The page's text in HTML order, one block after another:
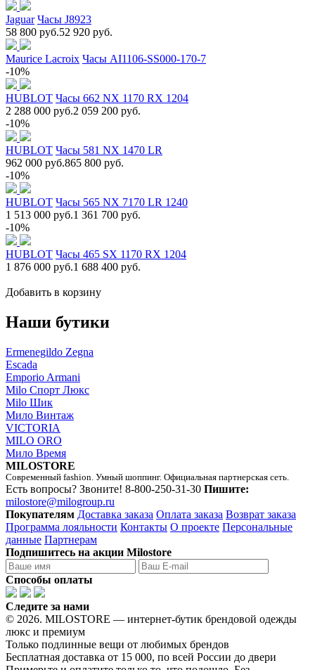
Jaguar Часы J8923
58 800 руб.52 920 руб.
Maurice Lacroix Часы AI1106-SS000-170-7
-10%
HUBLOT Часы 662 NX 1170 RX 1204
2 288 000 руб.2 059 200 руб.
-10%
HUBLOT Часы 581 NX 1470 LR
962 000 руб.865 800 руб.
-10%
HUBLOT Часы 565 NX 7170 LR 1240
1 513 000 руб.1 361 700 руб.
-10%
HUBLOT Часы 465 SX 1170 RX 1204
1 876 000 руб.1 688 400 руб.
Добавить в корзину
Наши бутики
Ermenegildo Zegna
Escada
Emporio Armani
Milo Спорт Люкс
Milo Шик
Мило Винтаж
VICTORIA
MILO ORO
Мило Время
MILOSTORE
Современный fashion. Умный шоппинг. Официальная партнерская сеть.
Есть вопросы? Звоните! 8-800-250-31-30 Пишите:
milostore@milogroup.ru
Покупателям Доставка заказа Оплата заказа Возврат заказа
Программа лояльности Контакты О проекте Персональные
данные Партнерам
Подпишитесь на акции Milostore
Способы оплаты
Следите за нами
© 2026. MILOSTORE — интернет-бутик брендовой одежды
люкс и премиум
Только подлинные вещи от любимых брендов
Бесплатная доставка от 15 000, по всей России до двери